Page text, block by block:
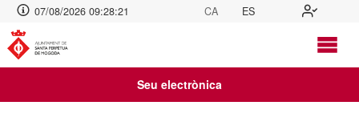
07/08/2026 09:28:22 CA ES
Seu electrònica